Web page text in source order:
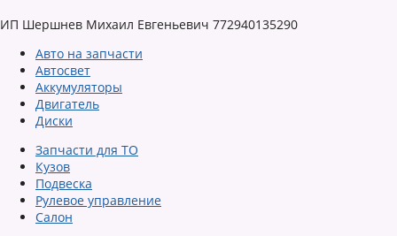
ИП Шершнев Михаил Евгеньевич 772940135290
Авто на запчасти
Автосвет
Аккумуляторы
Двигатель
Диски
Запчасти для ТО
Кузов
Подвеска
Рулевое управление
Салон